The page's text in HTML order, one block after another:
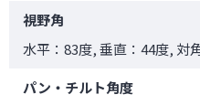
視野角
水平：83度, 垂直：44度, 対
パン・チルト角度